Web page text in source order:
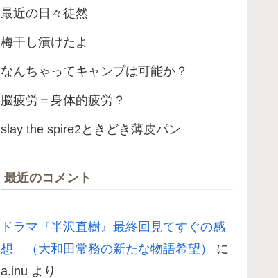
最近の日々徒然
梅干し漬けたよ
なんちゃってキャンプは可能か？
脳疲労＝身体的疲労？
slay the spire2ときどき薄皮パン
最近のコメント
ドラマ『半沢直樹』最終回見てすぐの感
想。（大和田常務の新たな物語希望）
に
a.inu より